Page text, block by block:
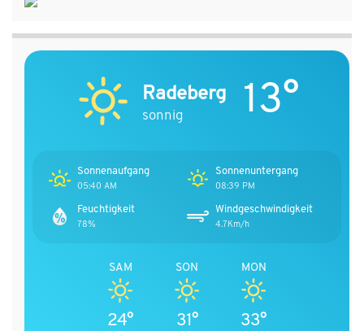
Radeberg
sonnig 13°
Sonnenaufgang
05:40 AM
Sonnenuntergang
08:39 PM
Feuchtigkeit
78%
Windgeschwindigkeit
4.7Km/h
SAM
24°
SON
31°
MON
33°